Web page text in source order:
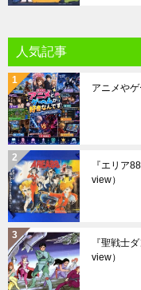
人気記事
アニメや
『エリア
view）
『聖戦士
view）